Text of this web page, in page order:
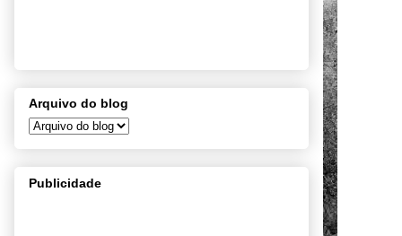
Arquivo do blog
Publicidade